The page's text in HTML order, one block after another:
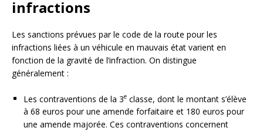
infractions
Les sanctions prévues par le code de la route pour les
infractions liées à un véhicule en mauvais état varient en
fonction de la gravité de l’infraction. On distingue
généralement :
Les contraventions de la 3e classe, dont le montant s’élève
à 68 euros pour une amende forfaitaire et 180 euros pour
une amende majorée. Ces contraventions concernent